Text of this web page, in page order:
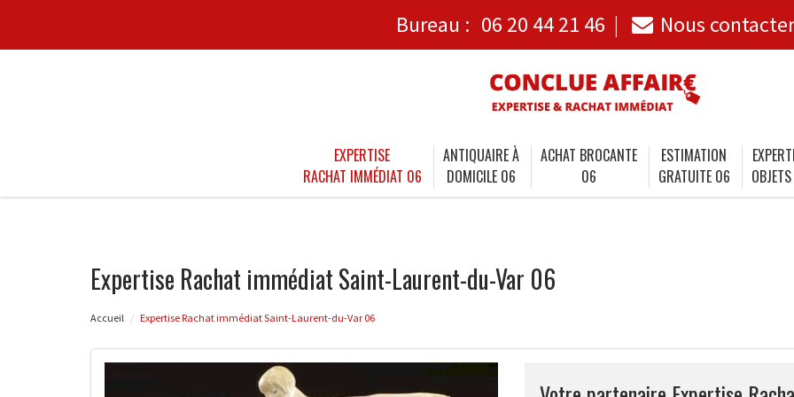
Bureau : 06 20 44 21 46 Nous contacter
EXPERTISE
RACHAT IMMÉDIAT 06
ANTIQUAIRE À
DOMICILE 06
ACHAT BROCANTE
06
ESTIMATION
GRATUITE 06
Expertise Rachat immédiat Saint-Laurent-du-Var 06
Accueil Expertise Rachat immédiat Saint-Laurent-du-Var 06